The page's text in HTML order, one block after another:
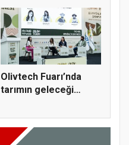
Olivtech Fuarı’nda
tarımın geleceği